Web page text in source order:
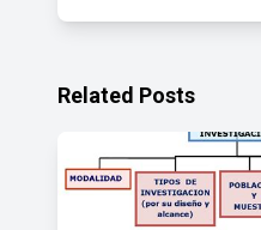
Related Posts